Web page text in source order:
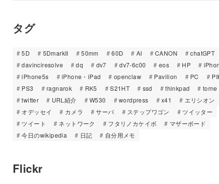
タグ
5D 5DmarkII 50mm 60D AI CANON
chatGPT
davinciresolve
dq dv7 dv7-6c00 eos HP
iPhone5s
iPhone・iPad openclaw Pavilion PC
PS3
ragnarok RK5 S21HT ssd thinkpad
torne
twitter
URL紹介 W530 wordpress x41
エリシオン
オデッセイ
カメラ サーバ ステップワゴン
ツイッター
ツイート
ネットワーク フタリノカケイボ
マザーボード
今日のwikipedia
日記 自分用メモ
Flickr